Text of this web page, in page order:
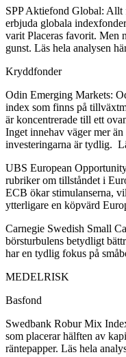
SPP Aktiefond Global: Allt
erbjuda globala
varit Placeras favorit. Men
gunst. Läs hela analysen
Kryddfonder
Odin Emerging Markets:
index som finns på
är koncentrerade till ett
Inget innehav väger mer
investeringarna är tydlig.
UBS European
rubriker om tillståndet i
ECB ökar stimulanserna,
ytterligare en köpvärd
Carnegie Swedish Small
börsturbulens betydligt
har en tydlig fokus på
MEDELRISK
Basfond
Swedbank Robur Mix
som placerar hälften av
räntepapper. Läs hela